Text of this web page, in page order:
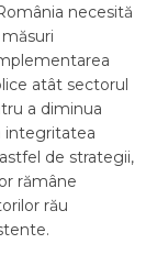
necesită
atât sectorul
a diminua
integritatea
de strategii,
rămâne
rău